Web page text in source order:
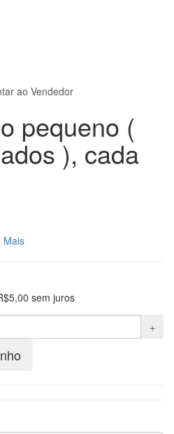
ao Vendedor
pequeno (
), cada
Mais
sem juros
+